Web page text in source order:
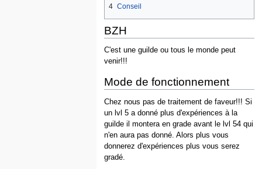
4 Conseil
BZH
C'est une guilde ou tous le monde peut
venir!!!
Mode de fonctionnement
Chez nous pas de traitement de faveur!!! Si
un lvl 5 a donné plus d'expériences à la
guilde il montera en grade avant le lvl 54 qui
n'en aura pas donné. Alors plus vous
donnerez d'expériences plus vous serez
gradé.